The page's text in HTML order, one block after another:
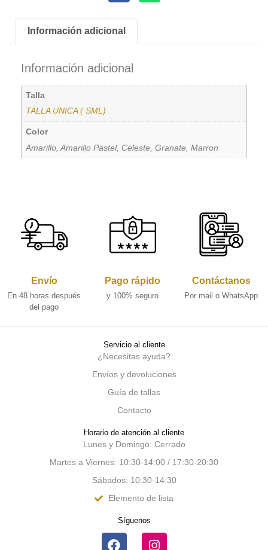
Información adicional
Información adicional
Talla
TALLA UNICA ( SML)
Color
Amarillo, Amarillo Pastel, Celeste, Granate, Marron
Envío
En 48 horas después
del pago
Pago rápido
y 100% seguro
Contáctanos
Por mail o WhatsApp
Servicio al cliente
¿Necesitas ayuda?
Envíos y devoluciones
Guía de tallas
Contacto
Horario de atención al cliente
Lunes y Domingo: Cerrado
Martes a Viernes: 10:30-14:00 / 17:30-20:30
Sábados: 10:30-14:30
Elemento de lista
Síguenos